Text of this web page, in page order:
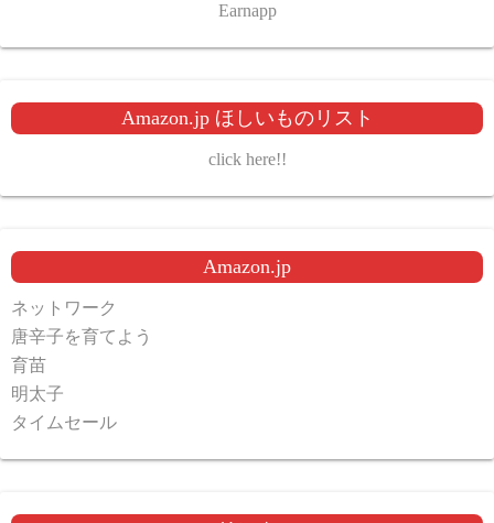
Earnapp
Amazon.jp ほしいものリスト
click here!!
Amazon.jp
ネットワーク
唐辛子を育てよう
育苗
明太子
タイムセール